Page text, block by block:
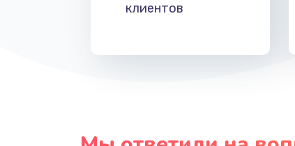
клиентов